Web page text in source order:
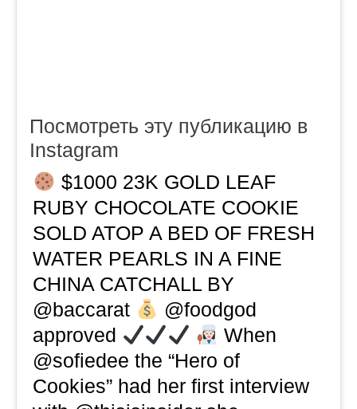
Посмотреть эту публикацию в
Instagram
$1000 23K GOLD LEAF
RUBY CHOCOLATE COOKIE
SOLD ATOP A BED OF FRESH
WATER PEARLS IN A FINE
CHINA CATCHALL BY
@baccarat
@foodgod
approved
When
@sofiedee the “Hero of
Cookies” had her first interview